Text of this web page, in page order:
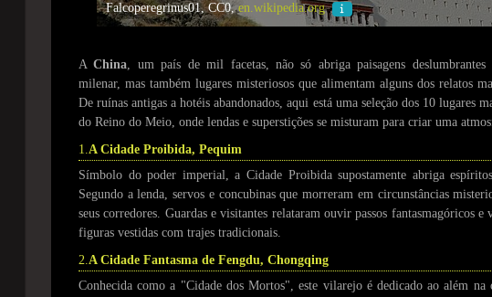
Falcoperegrinus01, CC0,en.wikipedia.org
AChina, um país de mil facetas, não só abriga paisagens
milenar, mas também lugares misteriosos que alimentam alguns dos relatos
De ruínas antigas a hotéis abandonados, aqui está uma seleção dos 10 lugares
do Reino do Meio, onde lendas e superstições se misturam para criar uma
1.A Cidade Proibida, Pequim
Símbolo do poder imperial, a Cidade Proibida supostamente abriga
Segundo a lenda, servos e concubinas que morreram em circunstâncias
seus corredores. Guardas e visitantes relataram ouvir passos fantasmagóricos e
figuras vestidas com trajes tradicionais.
2.A Cidade Fantasma de Fengdu, Chongqing
Conhecida como a "Cidade dos Mortos", este vilarejo é dedicado ao além na